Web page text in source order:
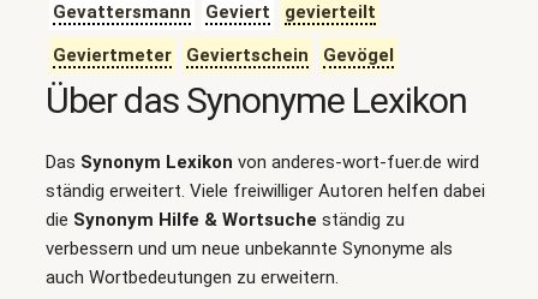
Gevattersmann
Geviert
gevierteilt
Geviertmeter
Geviertschein Gevögel
Über das Synonyme Lexikon
Das Synonym Lexikon von anderes-wort-fuer.de wird
ständig erweitert. Viele freiwilliger Autoren helfen dabei
die Synonym Hilfe & Wortsuche ständig zu
verbessern und um neue unbekannte Synonyme als
auch Wortbedeutungen zu erweitern.